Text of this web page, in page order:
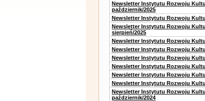
Newsletter Instytutu Rozwoju
październik/2025
Newsletter Instytutu Rozwoju
Newsletter Instytutu Rozwoju
sierpień/2025
Newsletter Instytutu Rozwoju
Newsletter Instytutu Rozwoju
Newsletter Instytutu Rozwoju
Newsletter Instytutu Rozwoju
Newsletter Instytutu Rozwoju
Newsletter Instytutu Rozwoju
Newsletter Instytutu Rozwoju
październik/2024